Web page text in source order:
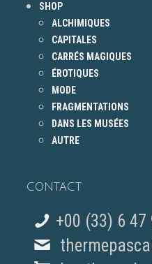
SHOP
ALCHIMIQUES
CAPITALES
CARRÉS MAGIQUES
ÉROTIQUES
MODE
FRAGMENTATIONS
DANS LES MUSÉES
AUTRE
CONTACT
+00 (33) 6 47